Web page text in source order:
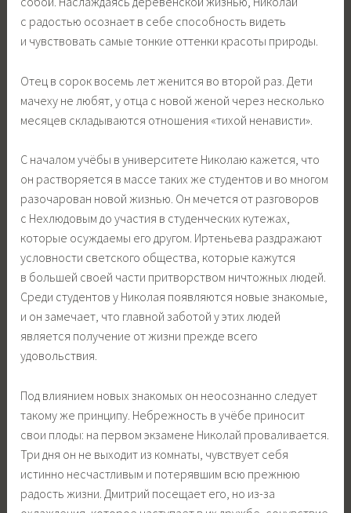
с радостью осознает в себе способность видеть
и чувствовать самые тонкие оттенки красоты природы.
Отец в сорок восемь лет женится во второй раз. Дети
мачеху не любят, у отца с новой женой через несколько
месяцев складываются отношения «тихой ненависти».
С началом учёбы в университете Николаю кажется, что
он растворяется в массе таких же студентов и во многом
разочарован новой жизнью. Он мечется от разговоров
с Нехлюдовым до участия в студенческих кутежах,
которые осуждаемы его другом. Иртеньева раздражают
условности светского общества, которые кажутся
в большей своей части притворством ничтожных людей.
Среди студентов у Николая появляются новые знакомые,
и он замечает, что главной заботой у этих людей
является получение от жизни прежде всего
удовольствия.
Под влиянием новых знакомых он неосознанно следует
такому же принципу. Небрежность в учёбе приносит
свои плоды: на первом экзамене Николай проваливается.
Три дня он не выходит из комнаты, чувствует себя
истинно несчастливым и потерявшим всю прежнюю
радость жизни. Дмитрий посещает его, но из-за